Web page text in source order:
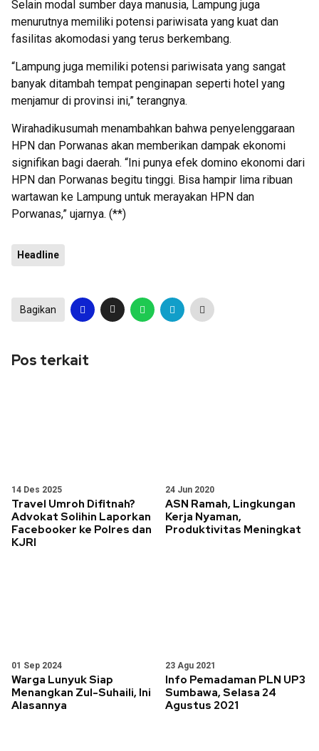
Selain modal sumber daya manusia, Lampung juga
menurutnya memiliki potensi pariwisata yang kuat dan
fasilitas akomodasi yang terus berkembang.
“Lampung juga memiliki potensi pariwisata yang sangat
banyak ditambah tempat penginapan seperti hotel yang
menjamur di provinsi ini,” terangnya.
Wirahadikusumah menambahkan bahwa penyelenggaraan
HPN dan Porwanas akan memberikan dampak ekonomi
signifikan bagi daerah. “Ini punya efek domino ekonomi dari
HPN dan Porwanas begitu tinggi. Bisa hampir lima ribuan
wartawan ke Lampung untuk merayakan HPN dan
Porwanas,” ujarnya. (**)
Headline
Bagikan
Pos terkait
14 Des 2025
Travel Umroh Difitnah?
Advokat Solihin Laporkan
Facebooker ke Polres dan
KJRI
24 Jun 2020
ASN Ramah, Lingkungan
Kerja Nyaman,
Produktivitas Meningkat
01 Sep 2024
Warga Lunyuk Siap
Menangkan Zul-Suhaili, Ini
Alasannya
23 Agu 2021
Info Pemadaman PLN UP3
Sumbawa, Selasa 24
Agustus 2021